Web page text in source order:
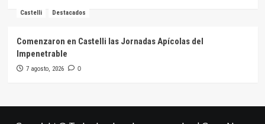
Castelli Destacados
Comenzaron en Castelli las Jornadas Apícolas del
Impenetrable
7 agosto, 2026 0